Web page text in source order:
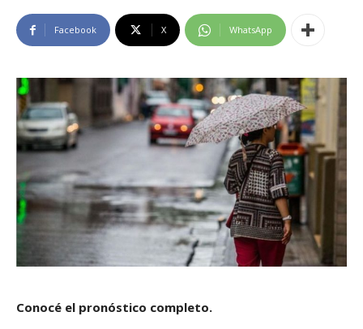
Facebook X WhatsApp
Conocé el pronóstico completo.